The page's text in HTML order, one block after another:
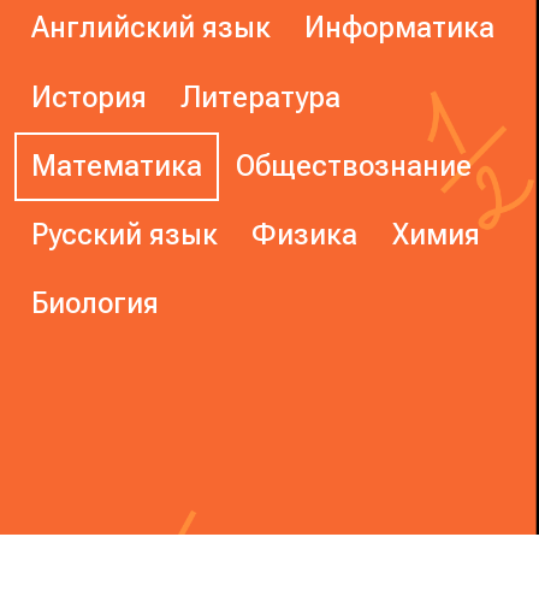
Английский язык Информатика
История Литература
Математика Обществознание
Русский язык Физика Химия
Биология